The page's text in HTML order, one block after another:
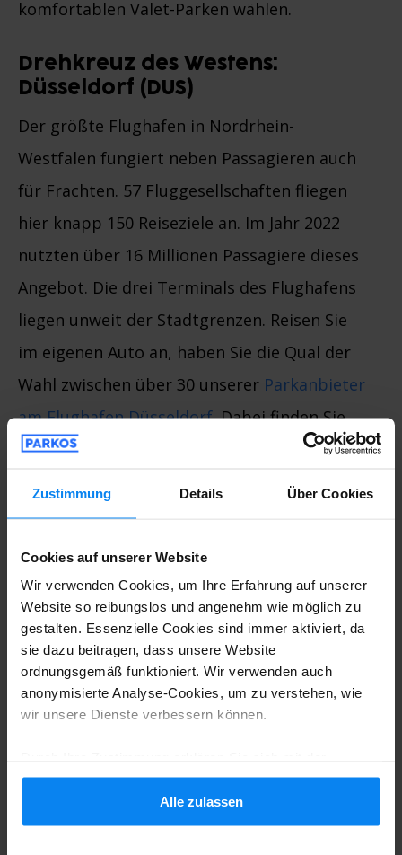
Zustimmung Details Über Cookies
Cookies auf unserer Website
Wir verwenden Cookies, um Ihre Erfahrung auf unserer
Website so reibungslos und angenehm wie möglich zu
gestalten. Essenzielle Cookies sind immer aktiviert, da
sie dazu beitragen, dass unsere Website
ordnungsgemäß funktioniert. Wir verwenden auch
anonymisierte Analyse-Cookies, um zu verstehen, wie
wir unsere Dienste verbessern können.
Verwendung von Cookies gemäß den Regeln in Ihrem
Land einverstanden, können Ihre Einstellungen jedoch
jederzeit anpassen. Alle Einzelheiten finden Sie in
Alle zulassen
komfortablen Valet-Parken wählen.
Drehkreuz des Westens:
Düsseldorf (DUS)
Der größte Flughafen in Nordrhein-
Westfalen fungiert neben Passagieren auch
für Frachten. 57 Fluggesellschaften fliegen
hier knapp 150 Reiseziele an. Im Jahr 2022
nutzten über 16 Millionen Passagiere dieses
Angebot. Die drei Terminals des Flughafens
liegen unweit der Stadtgrenzen. Reisen Sie
im eigenen Auto an, haben Sie die Qual der
Wahl zwischen über 30 unserer Parkanbieter
am Flughafen Düsseldorf. Dabei finden Sie
garantiert die günstigste Variante und
können Ihren Urlaub von Anfang an
genießen.
Deutschlands: Hamburg (HAM)
Bereits seit 1911 können Urlauber im
Norden den ältesten Flughafen
Deutschlands nutzen. Auch im Jahr 2022 war
Fluggesellschaften, die knapp 90 Ziele in
Deutschland, Europa und der Welt anfliegen.